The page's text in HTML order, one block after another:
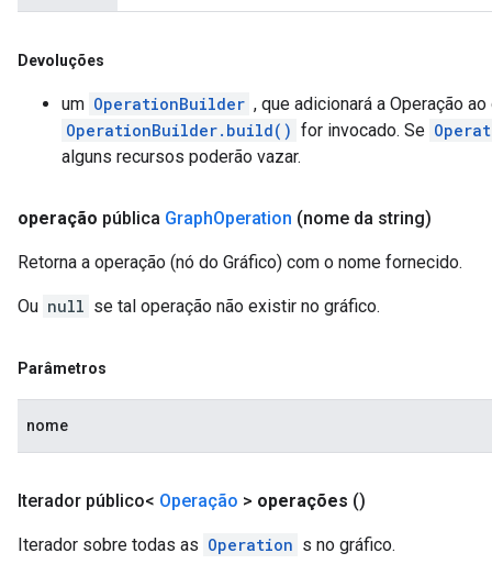
Devoluções
um OperationBuilder , que adicionará a Operação
OperationBuilder.build() for invocado. Se
alguns recursos poderão vazar.
operação pública GraphOperation (nome da string)
Retorna a operação (nó do Gráfico) com o nome fornecido.
Ou null se tal operação não existir no gráfico.
Parâmetros
nome
Iterador público< Operação > operações ()
Iterador sobre todas as Operation s no gráfico.